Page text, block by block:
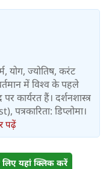
योग, ज्योतिष, करंट
में विश्‍व के पहले
कार्यरत हैं। दर्शनशास्त्र
पत्रकारिता: डिप्लोमा।
पढ़ें
यहां क्लिक करें